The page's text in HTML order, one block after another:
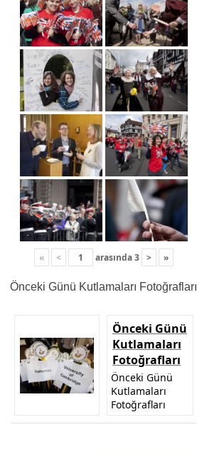
« < arasında3 > »
Önceki Günü Kutlamaları Fotoğrafları
Önceki Günü
Kutlamaları
Fotoğrafları
Önceki Günü
Kutlamaları
Fotoğrafları